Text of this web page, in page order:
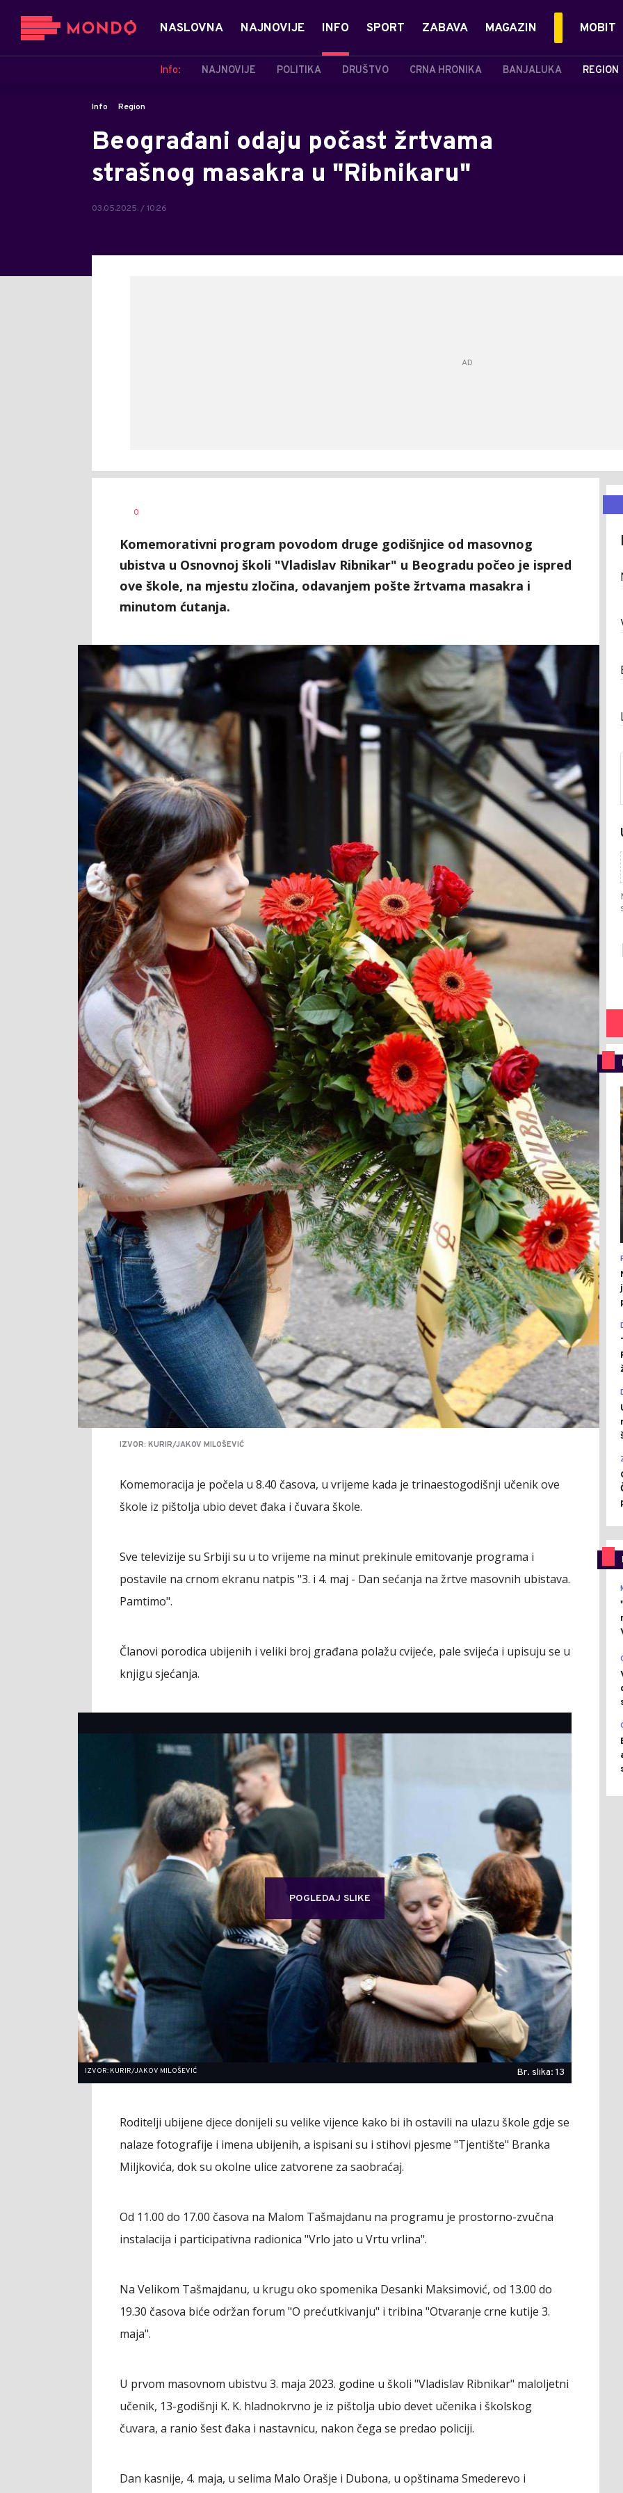
NASLOVNA NAJNOVIJE INFO
Info: NAJNOVIJE POLITIKA DRUŠTVO CRNA HRONIKA BANJALUKA REGION
SPORT ZABAVA MAGAZIN MOBIT
Info Region
Beograđani odaju počast žrtvama
strašnog masakra u "Ribnikaru"
03.05.2025. / 10:26
AUTOR
0
Komemorativni program povodom druge godišnjice od masovnog
ubistva u Osnovnoj školi "Vladislav Ribnikar" u Beogradu počeo je ispred
ove škole, na mjestu zločina, odavanjem pošte žrtvama masakra i
minutom ćutanja.
IZVOR: KURIR/JAKOV MILOŠEVIĆ
Komemoracija je počela u 8.40 časova, u vrijeme kada je trinaestogodišnji učenik ove
škole iz pištolja ubio devet đaka i čuvara škole.
Sve televizije su Srbiji su u to vrijeme na minut prekinule emitovanje programa i
postavile na crnom ekranu natpis "3. i 4. maj - Dan sećanja na žrtve masovnih ubistava.
Pamtimo".
Članovi porodica ubijenih i veliki broj građana polažu cvijeće, pale svijeća i upisuju se u
knjigu sjećanja.
POGLEDAJ SLIKE
IZVOR: KURIR/JAKOV MILOŠEVIĆ Br. slika: 13
Roditelji ubijene djece donijeli su velike vijence kako bi ih ostavili na ulazu škole gdje se
nalaze fotografije i imena ubijenih, a ispisani su i stihovi pjesme "Tjentište" Branka
Miljkovića, dok su okolne ulice zatvorene za saobraćaj.
Od 11.00 do 17.00 časova na Malom Tašmajdanu na programu je prostorno-zvučna
instalacija i participativna radionica "Vrlo jato u Vrtu vrlina".
Na Velikom Tašmajdanu, u krugu oko spomenika Desanki Maksimović, od 13.00 do
19.30 časova biće održan forum "O prećutkivanju" i tribina "Otvaranje crne kutije 3.
maja".
U prvom masovnom ubistvu 3. maja 2023. godine u školi "Vladislav Ribnikar" maloljetni
učenik, 13-godišnji K. K. hladnokrvno je iz pištolja ubio devet učenika i školskog
čuvara, a ranio šest đaka i nastavnicu, nakon čega se predao policiji.
Dan kasnije, 4. maja, u selima Malo Orašje i Dubona, u opštinama Smederevo i